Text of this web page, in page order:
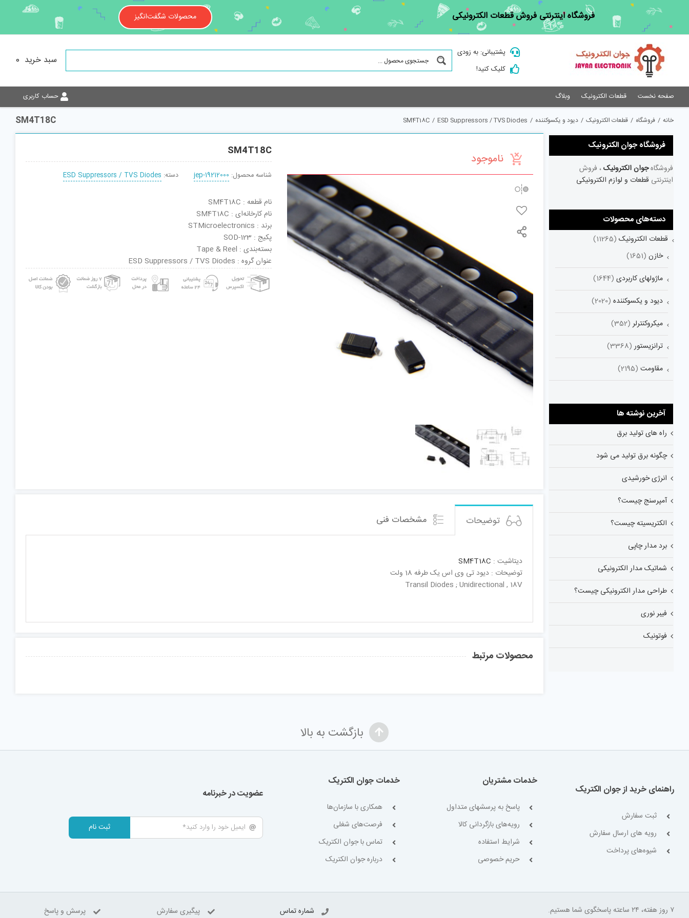
content
فروشگاه اینترنتی فروش قطعات الکترونیکی محصولات شگفت‌انگیز
پشتیبانی: به زودی
کلیک کنید!
سبد خرید 0
صفحه نخست قطعات الکترونیک وبلاگ حساب کاربری
SM4T18C خانه / فروشگاه / قطعات الکترونیک / دیود و یکسوکننده /
ESD Suppressors / TVS Diodes
/
SM4T18C
ناموجود SM4T18C
شناسه محصول: jep-19212000 دسته: ESD Suppressors / TVS Diodes
نام قطعه : SM4T18C
نام کارخانه‌ای : SM4T18C
برند : STMicroelectronics
پکیج : SOD-123
بسته‌بندی : Tape & Reel
عنوان گروه : ESD Suppressors / TVS Diodes
توضیحات مشخصات فنی
دیتاشیت : SM4T18C
توضیحات : دیود تی وی اس یک طرفه 18 ولت
Transil Diodes ; Unidirectional , 18V
محصولات مرتبط
فروشگاه جوان الکترونیک
فروشگاهجوان الکترونیک ، فروش
اینترنتی قطعات و لوازم الکترونیکی
دسته‌های محصولات
قطعات الکترونیک (11265)
خازن (1651)
ماژولهای کاربردی (1644)
دیود و یکسوکننده (2020)
میکروکنترلر (352)
ترانزیستور (3368)
مقاومت (2195)
آخرین نوشته ها
راه های تولید برق
چگونه برق تولید می شود
انرژی خورشیدی
آمپرسنج چیست؟
الکتریسیته چیست؟
برد مدار چاپی
شماتیک مدار الکترونیکی
طراحی مدار الکترونیکی چیست؟
فیبر نوری
فوتونیک
بازگشت به بالا
راهنمای خرید از جوان الکتریک
ثبت سفارش
رویه های ارسال سفارش
شیوه‌های پرداخت
خدمات مشتریان
پاسخ به پرسشهای متداول
رویه‌های بازگردانی کالا
شرایط استفاده
حریم خصوصی
خدمات جوان الکتریک
همکاری با سازمان‌ها
فرصت‌های شغلی
تماس با جوان الکتریک
درباره جوان الکتریک
عضویت در خبرنامه
ثبت نام
۷ روز هفته، ۲۴ ساعته پاسخگوی شما هستیم. شماره تماس پیگیری سفارش پرسش و پاسخ